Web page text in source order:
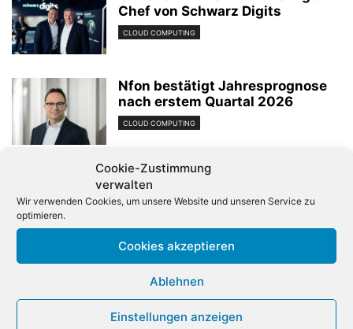
Cookie-Zustimmung
verwalten
Wir verwenden Cookies, um unsere Website und unseren Service zu
optimieren.
Cookies akzeptieren
Ablehnen
Einstellungen anzeigen
Chef von Schwarz Digits
CLOUD COMPUTING
Nfon bestätigt Jahresprognose
nach erstem Quartal 2026
CLOUD COMPUTING
Wasabi stärkt EMEA-
Partnergeschäft
Cancom verlängert Managed-
Services-Vertrag mit Viridium